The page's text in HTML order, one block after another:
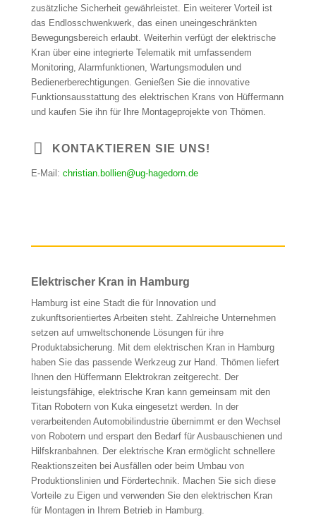
zusätzliche Sicherheit gewährleistet. Ein weiterer Vorteil ist
das Endlosschwenkwerk, das einen uneingeschränkten
Bewegungsbereich erlaubt. Weiterhin verfügt der elektrische
Kran über eine integrierte Telematik mit umfassendem
Monitoring, Alarmfunktionen, Wartungsmodulen und
Bedienerberechtigungen. Genießen Sie die innovative
Funktionsausstattung des elektrischen Krans von Hüffermann
und kaufen Sie ihn für Ihre Montageprojekte von Thömen.
KONTAKTIEREN SIE UNS!
E-Mail: christian.bollien@ug-hagedorn.de
Elektrischer Kran in Hamburg
Hamburg ist eine Stadt die für Innovation und
zukunftsorientiertes Arbeiten steht. Zahlreiche Unternehmen
setzen auf umweltschonende Lösungen für ihre
Produktabsicherung. Mit dem elektrischen Kran in Hamburg
haben Sie das passende Werkzeug zur Hand. Thömen liefert
Ihnen den Hüffermann Elektrokran zeitgerecht. Der
leistungsfähige, elektrische Kran kann gemeinsam mit den
Titan Robotern von Kuka eingesetzt werden. In der
verarbeitenden Automobilindustrie übernimmt er den Wechsel
von Robotern und erspart den Bedarf für Ausbauschienen und
Hilfskranbahnen. Der elektrische Kran ermöglicht schnellere
Reaktionszeiten bei Ausfällen oder beim Umbau von
Produktionslinien und Fördertechnik. Machen Sie sich diese
Vorteile zu Eigen und verwenden Sie den elektrischen Kran
für Montagen in Ihrem Betrieb in Hamburg.